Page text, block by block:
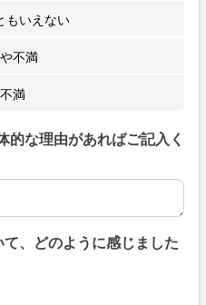
もいえない
不満
満
的な理由があればご記入く
的な理由があればご記入くだ
、どのように感じました